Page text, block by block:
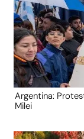
Argentina:
Milei